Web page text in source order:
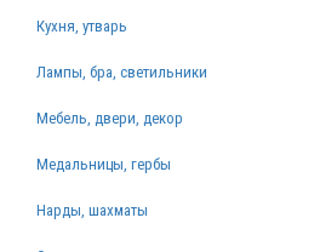
Кухня, утварь
Лампы, бра, светильники
Мебель, двери, декор
Медальницы, гербы
Нарды, шахматы